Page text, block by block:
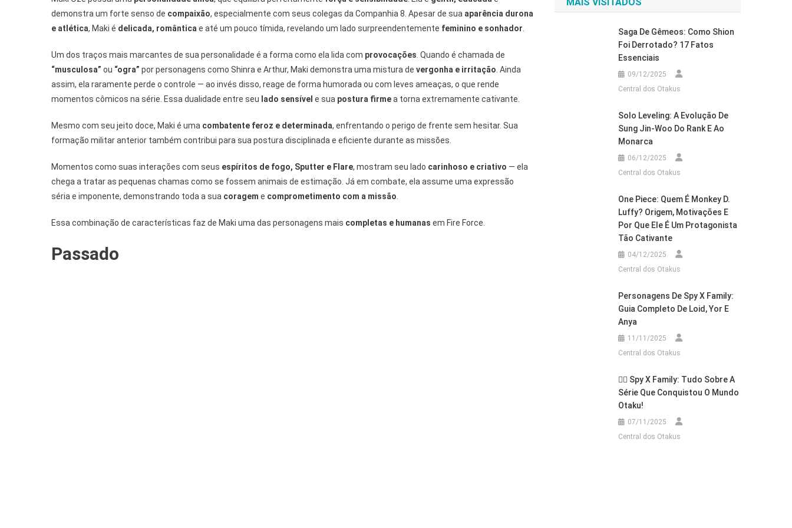
demonstra um forte senso de compaixão, especialmente com seus colegas da Companhia 8. Apesar de sua aparência durona
e atlética, Maki é delicada, romântica e até um pouco tímida, revelando um lado surpreendentemente feminino e sonhador
Um dos traços mais marcantes de sua personalidade é a forma como ela lida com provocações . Quando é chamada de
“musculosa” ou “ogra” por personagens como Shinra e Arthur, Maki demonstra uma mistura de vergonha e irritação . Ainda
assim, ela raramente perde o controle — ao invés disso, reage de forma humorada ou com leves ameaças, o que rende
momentos cômicos na série. Essa dualidade entre seu lado sensível e sua postura firmea torna extremamente cativante.
Mesmo com seu jeito doce, Maki é uma combatente feroz e determinada, enfrentando o perigo de frente sem hesitar. Sua
formação militar anterior também contribui para sua postura disciplinada e eficiente durante as missões.
Momentos como suas interações com seus espíritos de fogo, Sputter e Flare, mostram seu lado carinhoso e criativo — ela
chega a tratar as pequenas chamas como se fossem animais de estimação. Já em combate, ela assume uma expressão
séria e imponente, demonstrando toda a sua coragem e comprometimento com a missão
Essa combinação de características faz de Maki uma das personagens mais completas e humanas em Fire Force.
Passado
Saga De Gêmeos: Como Shion
Foi Derrotado? 17 Fatos
Essenciais
09/12/2025
Central dos Otakus
Solo Leveling: A Evolução De
Sung Jin-Woo Do Rank E Ao
Monarca
06/12/2025
Central dos Otakus
One Piece: Quem É Monkey D.
Luffy? Origem, Motivações E
Por Que Ele É Um Protagonista
Tão Cativante
04/12/2025
Central dos Otakus
Personagens De Spy X Family:
Guia Completo De Loid, Yor E
Anya
11/11/2025
Central dos Otakus
🕵️‍♂️ Spy X Family: Tudo Sobre A
Série Que Conquistou O Mundo
Otaku!
07/11/2025
Central dos Otakus